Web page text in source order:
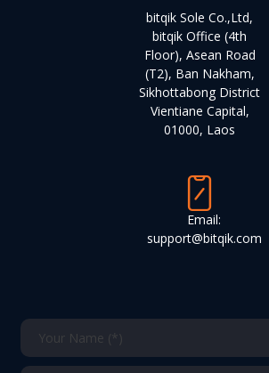
bitqik Sole Co.,Ltd,
bitqik Office (4th
Floor), Asean Road
(T2), Ban Nakham,
Sikhottabong District
Vientiane Capital,
01000, Laos
Email:
support@bitqik.com